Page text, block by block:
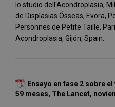
lo studio dell'Acondroplasia,
de Displasias Ósseas, Evora,
Personnes de Petite Taille,
Acondroplasia, Gijón, Spain.
Ensayo en fase 2 sobre
59 meses, The Lancet,